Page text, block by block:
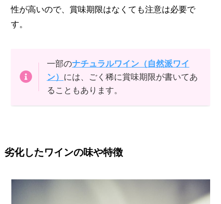
性が高いので、賞味期限はなくても注意は必要で
す。
一部のナチュラルワイン（自然派ワイ
ン） には、ごく稀に賞味期限が書いてあ
ることもあります。
劣化したワインの味や特徴